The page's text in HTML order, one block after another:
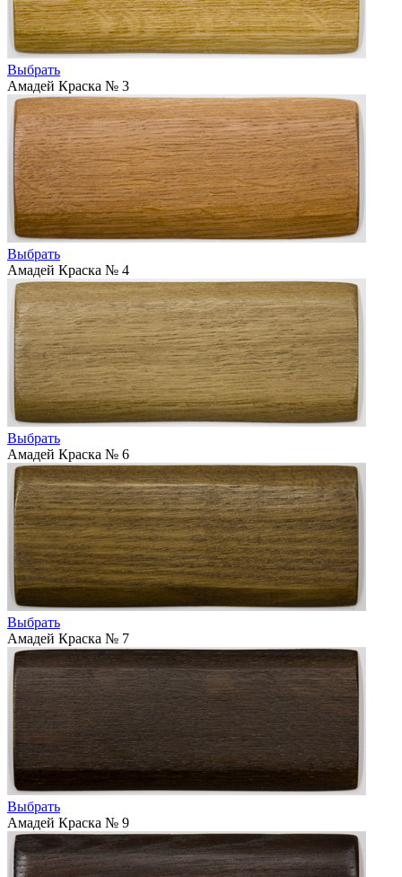
Выбрать
Амадей Краска № 3
Выбрать
Амадей Краска № 4
Выбрать
Амадей Краска № 6
Выбрать
Амадей Краска № 7
Выбрать
Амадей Краска № 9